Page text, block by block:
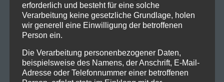
erforderlich und besteht für eine solche
Verarbeitung keine gesetzliche Grundlage, holen
wir generell eine Einwilligung der betroffenen
Person ein.
Die Verarbeitung personenbezogener Daten,
beispielsweise des Namens, der Anschrift, E-Mail-
Adresse oder Telefonnummer einer betroffenen